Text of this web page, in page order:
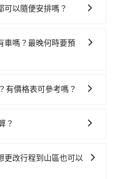
、等待車站前排班的計程
加轉乘之平均每人花費為
執照的計程車僅有700多
人平均花費約760元，費
預約tripool還是比較划算
里再額外加收$3.2，從高鐵
小時40元路邊停車費用預
可能的罰單都需自付。再
七人座或九人座可供選
樂透一樣。另外，偶爾也
就有不小的風險。最後，
但實際使用時還是有其區
Yoxi等，如果在路邊攔不
元間，但如改預
如果你無法提前預約，或
之多。如果當天或隔天也
，tripool都是你從高鐵新
可以隨便安排嗎？
山區，行程都是可以依照
車嗎？最晚何時要預
址，三秒內即可查到真實
預約了，而司機與車輛的
下訂價格越低價，如臨時
收單，最遲如當天下午過
價格表可參考嗎？
間的計時包車都有，可彈
確認。一天包車的價格可
如果只需要短時數或者單
？
不同，建議可以直接上旅
包車費用，清楚透明，且
更改行程到山區也可以